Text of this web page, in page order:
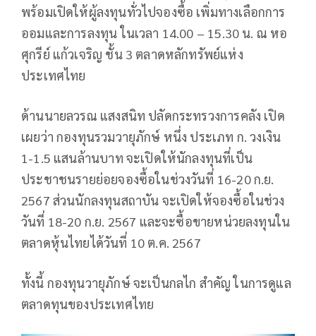
พร้อมเปิดให้ผู้ลงทุนทั่วไปจองซื้อ เพิ่มทางเลือกการ
ออมและการลงทุน ในเวลา 14.00 – 15.30 น. ณ หอ
ศุกรีย์ แก้วเจริญ ชั้น 3 ตลาดหลักทรัพย์แห่ง
ประเทศไทย
ด้านนายลวรณ แสงสนิท ปลัดกระทรวงการคลัง เปิด
เผยว่า กองทุนรวมวายุภักษ์ หนึ่ง ประเภท ก. วงเงิน
1-1.5 แสนล้านบาท จะเปิดให้นักลงทุนที่เป็น
ประชาชนรายย่อยจองซื้อในช่วงวันที่ 16-20 ก.ย.
2567 ส่วนนักลงทุนสถาบัน จะเปิดให้จองซื้อในช่วง
วันที่ 18-20 ก.ย. 2567 และจะซื้อขายหน่วยลงทุนใน
ตลาดหุ้นไทยได้วันที่ 10 ต.ค. 2567
ทั้งนี้ กองทุนวายุภักษ์ จะเป็นกลไก สำคัญ ในการดูแล
ตลาดทุนของประเทศไทย